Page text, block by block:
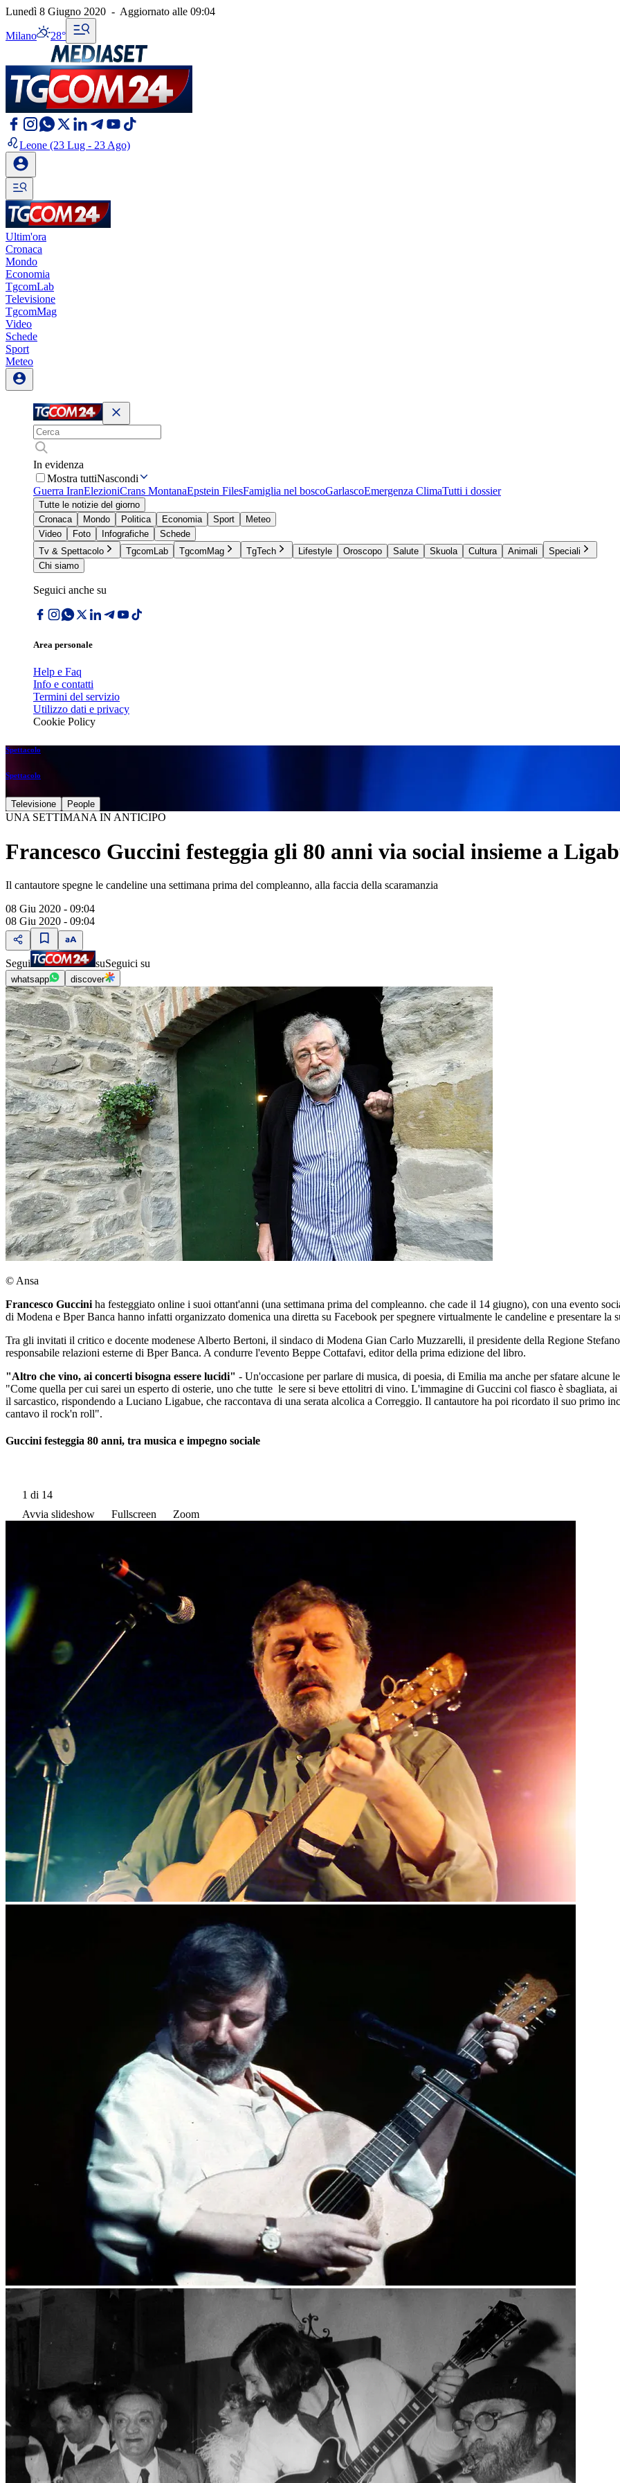
Lunedì 8 Giugno 2020 - Aggiornato alle 09:04
Milano 28°
Leone (23 Lug - 23 Ago)
Ultim'ora
Cronaca
Mondo
Economia
TgcomLab
Televisione
TgcomMag
Video
Schede
Sport
Meteo
In evidenza
Mostra tuttiNascondi
Guerra IranElezioniCrans MontanaEpstein FilesFamiglia nel boscoGarlascoEmergenza ClimaTutti i dossier
Tutte le notizie del giorno
Cronaca
Mondo Politica Economia Sport
Meteo
Video
Foto Infografiche
Schede
Tv & Spettacolo
TgcomLab TgcomMag TgTech Lifestyle Oroscopo Salute Skuola Cultura Animali
Speciali
Chi siamo
Seguici anche su
Area personale
Help e Faq
Info e contatti
Termini del servizio
Utilizzo dati e privacy
Cookie Policy
Spettacolo
Spettacolo
Televisione People
UNA SETTIMANA IN ANTICIPO
Francesco Guccini festeggia gli 80 anni via social insieme a
Il cantautore spegne le candeline una settimana prima del compleanno, alla faccia della scaramanzia
08 Giu 2020 - 09:04
08 Giu 2020 - 09:04
Segui suSeguici su
whatsapp discover
© Ansa
Francesco Guccini ha festeggiato online i suoi ottant'anni (una settimana prima del compleanno. che cade il 14 giugno), con una evento
di Modena e Bper Banca hanno infatti organizzato domenica una diretta su Facebook per spegnere virtualmente le candeline e presentare
Tra gli invitati il critico e docente modenese Alberto Bertoni, il sindaco di Modena Gian Carlo Muzzarelli, il presidente della Regione
responsabile relazioni esterne di Bper Banca. A condurre l'evento Beppe Cottafavi, editor della prima edizione del libro.
"Altro che vino, ai concerti bisogna essere lucidi" - Un'occasione per parlare di musica, di poesia, di Emilia ma anche per sfatare
"Come quella per cui sarei un esperto di osterie, uno che tutte le sere si beve ettolitri di vino. L'immagine di Guccini col fiasco è sbagliata,
il sarcastico, rispondendo a Luciano Ligabue, che raccontava di una serata alcolica a Correggio. Il cantautore ha poi ricordato il suo primo
cantavo il rock'n roll".
Guccini festeggia 80 anni, tra musica e impegno sociale
1 di 14
Avvia slideshow
Fullscreen Zoom